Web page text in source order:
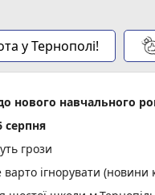
у Тернополі!
нового навчального
серпня
грози
ігнорувати (новини